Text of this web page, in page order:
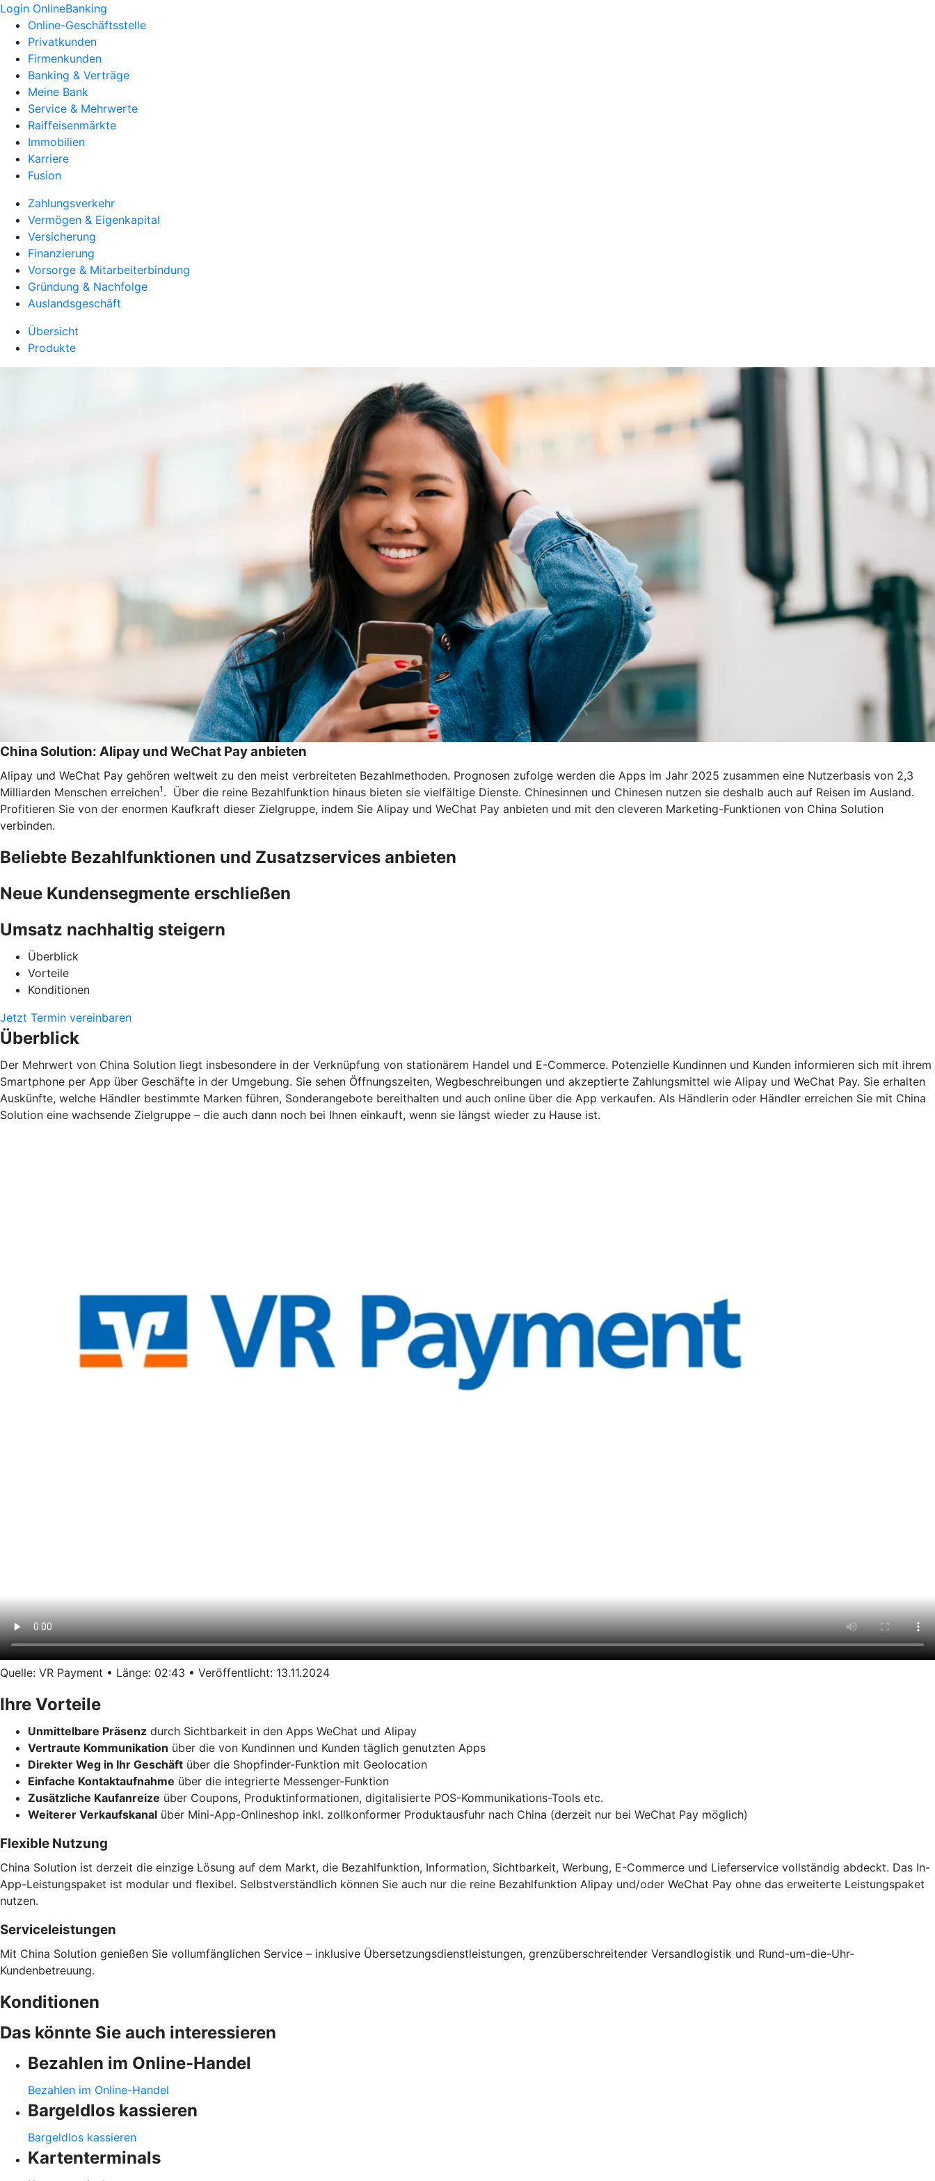
Login OnlineBanking
Online-Geschäftsstelle
Privatkunden
Firmenkunden
Banking & Verträge
Meine Bank
Service & Mehrwerte
Raiffeisenmärkte
Immobilien
Karriere
Fusion
Zahlungsverkehr
Vermögen & Eigenkapital
Versicherung
Finanzierung
Vorsorge & Mitarbeiterbindung
Gründung & Nachfolge
Auslandsgeschäft
Übersicht
Produkte
China Solution: Alipay und WeChat Pay anbieten
Alipay und WeChat Pay gehören weltweit zu den meist verbreiteten Bezahlmethoden. Prognosen zufolge werden die Apps im Jahr 2025 zusammen eine Nutzerbasis von 2,3
Milliarden Menschen erreichen1 . Über die reine Bezahlfunktion hinaus bieten sie vielfältige Dienste. Chinesinnen und Chinesen nutzen sie deshalb auch auf Reisen im Ausland.
Profitieren Sie von der enormen Kaufkraft dieser Zielgruppe, indem Sie Alipay und WeChat Pay anbieten und mit den cleveren Marketing-Funktionen von China Solution
verbinden.
Beliebte Bezahlfunktionen und Zusatzservices anbieten
Neue Kundensegmente erschließen
Umsatz nachhaltig steigern
Überblick
Vorteile
Konditionen
Jetzt Termin vereinbaren
Überblick
Der Mehrwert von China Solution liegt insbesondere in der Verknüpfung von stationärem Handel und E-Commerce. Potenzielle Kundinnen und Kunden informieren sich mit ihrem
Smartphone per App über Geschäfte in der Umgebung. Sie sehen Öffnungszeiten, Wegbeschreibungen und akzeptierte Zahlungsmittel wie Alipay und WeChat Pay. Sie erhalten
Auskünfte, welche Händler bestimmte Marken führen, Sonderangebote bereithalten und auch online über die App verkaufen. Als Händlerin oder Händler erreichen Sie mit China
Solution eine wachsende Zielgruppe – die auch dann noch bei Ihnen einkauft, wenn sie längst wieder zu Hause ist.
Quelle: VR Payment • Länge: 02:43 • Veröffentlicht: 13.11.2024
Ihre Vorteile
Unmittelbare Präsenz durch Sichtbarkeit in den Apps WeChat und Alipay
Vertraute Kommunikation über die von Kundinnen und Kunden täglich genutzten Apps
Direkter Weg in Ihr Geschäft über die Shopfinder-Funktion mit Geolocation
Einfache Kontaktaufnahme über die integrierte Messenger-Funktion
Zusätzliche Kaufanreize über Coupons, Produktinformationen, digitalisierte POS-Kommunikations-Tools etc.
Weiterer Verkaufskanal über Mini-App-Onlineshop inkl. zollkonformer Produktausfuhr nach China (derzeit nur bei WeChat Pay möglich)
Flexible Nutzung
China Solution ist derzeit die einzige Lösung auf dem Markt, die Bezahlfunktion, Information, Sichtbarkeit, Werbung, E-Commerce und Lieferservice vollständig abdeckt. Das In-
App-Leistungspaket ist modular und flexibel. Selbstverständlich können Sie auch nur die reine Bezahlfunktion Alipay und/oder WeChat Pay ohne das erweiterte Leistungspaket
nutzen.
Serviceleistungen
Mit China Solution genießen Sie vollumfänglichen Service – inklusive Übersetzungsdienstleistungen, grenzüberschreitender Versandlogistik und Rund-um-die-Uhr-
Kundenbetreuung.
Konditionen
Das könnte Sie auch interessieren
Bezahlen im Online-Handel
Bezahlen im Online-Handel
Bargeldlos kassieren
Bargeldlos kassieren
Kartenterminals